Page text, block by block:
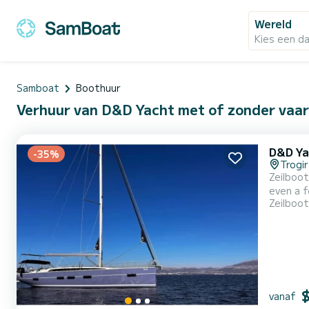
Wereld
Kies een
Samboat Boothuur
Verhuur van D&D Yacht met of zonder
-35% D&D
Trogir
even a few weeks. The boat has 6 cabins with all
be your
Zeilboot
vanaf